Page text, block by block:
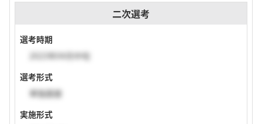
二次選考
選考時期
2023年04月中旬
選考形式
単独面接
実施形式